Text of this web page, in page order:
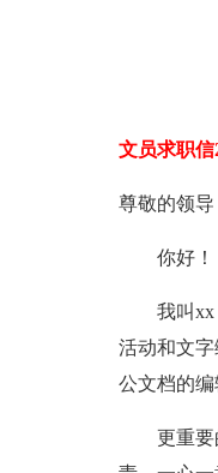
文员求职信
尊敬的领导
你好！
我叫xx，
活动和文
公文档的编
更重要的